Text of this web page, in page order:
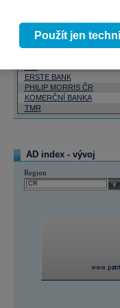
06.08.2026 0:00:00
Název
ERSTE BANK
PHILIP MORRIS ČR
KOMERČNÍ BANKA
TMR
AD index - vývoj
Region
Použít jen